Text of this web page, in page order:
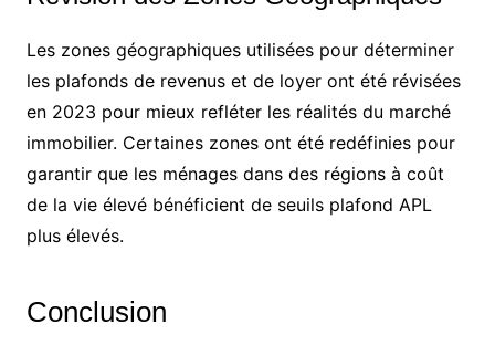
Les zones géographiques utilisées pour déterminer
les plafonds de revenus et de loyer ont été révisées
en 2023 pour mieux refléter les réalités du marché
immobilier. Certaines zones ont été redéfinies pour
garantir que les ménages dans des régions à coût
de la vie élevé bénéficient de seuils plafond APL
plus élevés.
Conclusion